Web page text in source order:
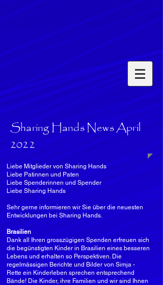
Liebe Mitglieder von Sharing Hands
Liebe Patinnen und Paten
Liebe Spenderinnen und Spender
Liebe Sharing Hands
Sehr gerne informieren wir Sie über die neuesten
Entwicklungen bei Sharing Hands.
Brasilien
Dank all Ihren grosszügigen Spenden erfreuen sich
die begünstigten Kinder in Brasilien eines besseren
Lebens und erhalten so Perspektiven. Die
regelmässigen Berichte und Bilder von Simja -
Rette ein Kinderleben sprechen entsprechend
Bände! Die Kinder, ihre Familien und wir sind Ihnen
Sharing Hands News April
2022